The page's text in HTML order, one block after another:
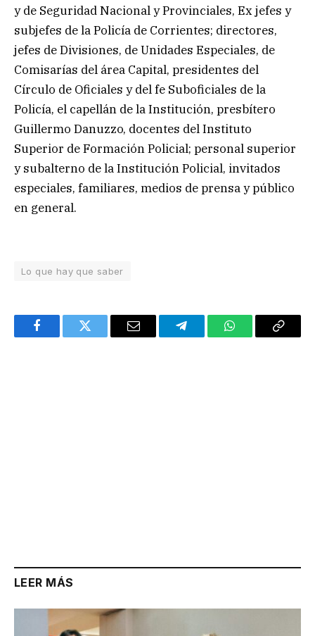
y de Seguridad Nacional y Provinciales, Ex jefes y
subjefes de la Policía de Corrientes; directores,
jefes de Divisiones, de Unidades Especiales, de
Comisarías del área Capital, presidentes del
Círculo de Oficiales y del fe Suboficiales de la
Policía, el capellán de la Institución, presbítero
Guillermo Danuzzo, docentes del Instituto
Superior de Formación Policial; personal superior
y subalterno de la Institución Policial, invitados
especiales, familiares, medios de prensa y público
en general.
Lo que hay que saber
FacebookTwitter Email TelegramWhatsAppCopy
LEER MÁS